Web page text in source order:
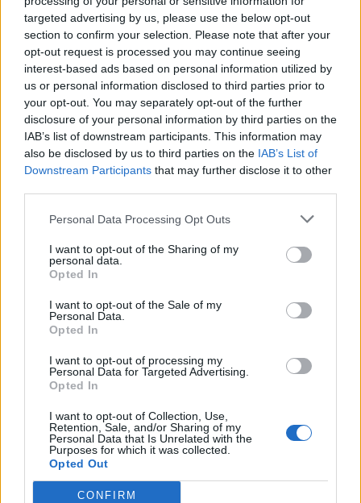
targeted advertising by us, please use the below opt-out
section to confirm your selection. Please note that after your
opt-out request is processed you may continue seeing
interest-based ads based on personal information utilized by
us or personal information disclosed to third parties prior to
your opt-out. You may separately opt-out of the further
disclosure of your personal information by third parties on the
IAB’s list of downstream participants. This information may
also be disclosed by us to third parties on the IAB’s List of
Downstream Participants that may further disclose it to other
Personal Data Processing Opt Outs
I want to opt-out of the Sharing of my
personal data.
Opted In
I want to opt-out of the Sale of my
Personal Data.
Opted In
I want to opt-out of processing my
Personal Data for Targeted Advertising.
Opted In
I want to opt-out of Collection, Use,
Retention, Sale, and/or Sharing of my
Personal Data that Is Unrelated with the
Purposes for which it was collected.
Opted Out
CONFIRM
ΚΑΛΟΚΑΊΡΙ#sasmos
pic.twitter.com/WUralsRADz
— Olga 💫🥈
(@giannoy_olga)July 13,
2023
«Εσένα δεν αξίζει κανένας
να σε θυμάται. Μόνο κακό
έκανες. Άντε γεια τώρα!»
#Sasmos 🌺 #vasilikos
Δόξα ρε Μαθιό! ΔΟΞΑ!
pic.twitter.com/3qjYUKhFmY